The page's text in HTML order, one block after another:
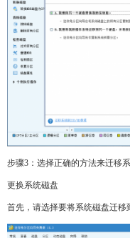
步骤3：选择正确的方法来迁移
更换系统磁盘
首先，请选择要将系统磁盘迁移